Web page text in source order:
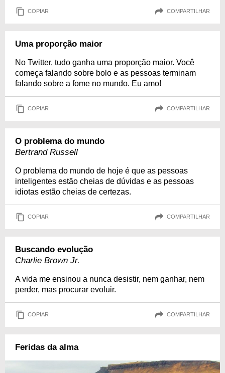
COPIAR COMPARTILHAR
Uma proporção maior
No Twitter, tudo ganha uma proporção maior. Você
começa falando sobre bolo e as pessoas terminam
falando sobre a fome no mundo. Eu amo!
COPIAR COMPARTILHAR
O problema do mundo
Bertrand Russell
O problema do mundo de hoje é que as pessoas
inteligentes estão cheias de dúvidas e as pessoas
idiotas estão cheias de certezas.
COPIAR COMPARTILHAR
Buscando evolução
Charlie Brown Jr.
A vida me ensinou a nunca desistir, nem ganhar, nem
perder, mas procurar evoluir.
COPIAR COMPARTILHAR
Feridas da alma